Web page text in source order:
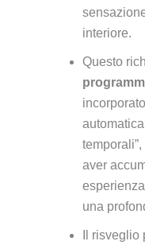
interiore.
Questo
aver
una
Il